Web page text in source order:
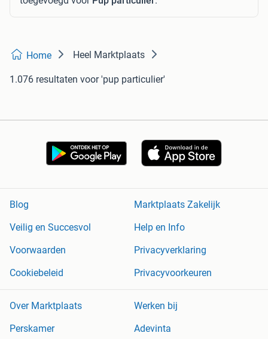
Home Heel Marktplaats
1.076 resultaten voor 'pup particulier'
Blog
Marktplaats Zakelijk
Veilig en Succesvol
Help en Info
Voorwaarden
Privacyverklaring
Cookiebeleid
Privacyvoorkeuren
Over Marktplaats
Werken bij
Perskamer
Adevinta